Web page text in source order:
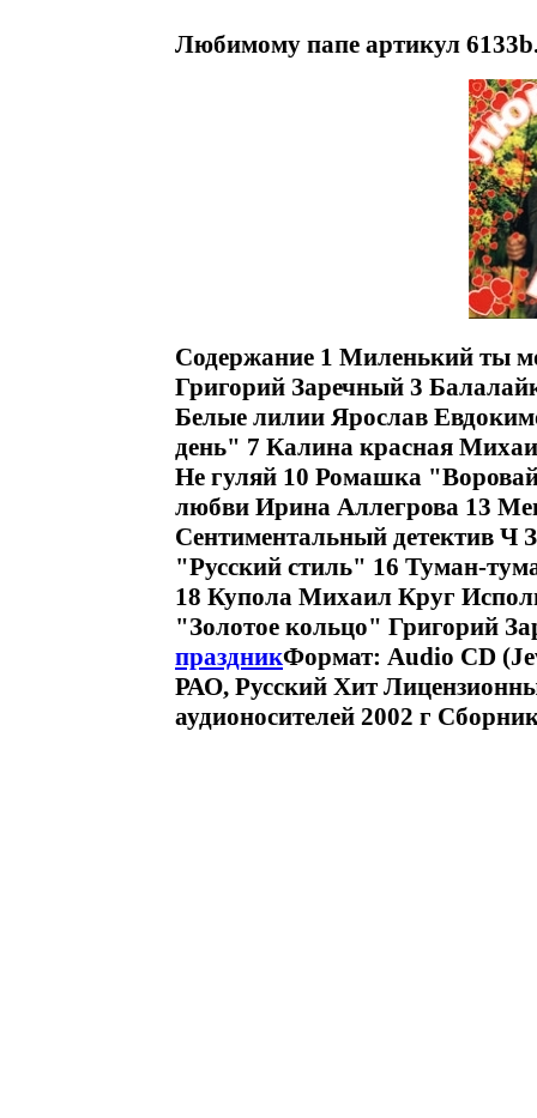
Любимому папе артикул
Содержание 1 Миленький ты
Григорий Заречный 3
Белые лилии Ярослав
день" 7 Калина красная
Не гуляй 10 Ромашка
любви Ирина Аллегрова 13
Сентиментальный детектив Ч
"Русский стиль" 16 Туман-
18 Купола Михаил Круг
"Золотое кольцо" Григорий
праздникФормат: Audio CD
РАО, Русский Хит
аудионосителей 2002 г